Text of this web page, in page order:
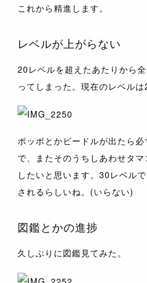
これから精進します。
レベルが上がらない
20レベルを超えたあたりから
ってしまった。現在のレベルは
ポッポとかビードルが出たら
で、またそのうちしあわせタ
したいと思います。30レベル
されるらしいね。(いらない)
図鑑とかの進捗
久しぶりに図鑑見てみた。